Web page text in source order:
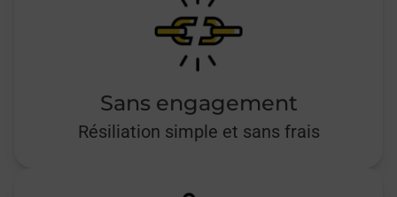
Sans engagement
Résiliation simple et sans frais